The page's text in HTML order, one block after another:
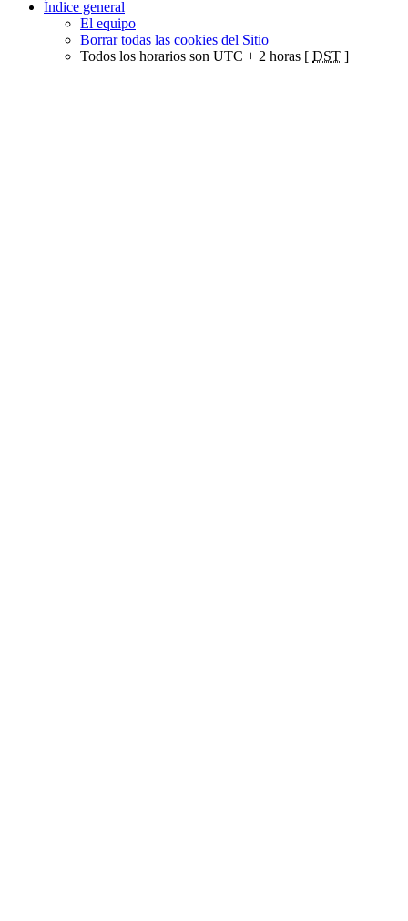
Índice general
El equipo
Borrar todas las cookies del Sitio
Todos los horarios son UTC + 2 horas [ DST ]